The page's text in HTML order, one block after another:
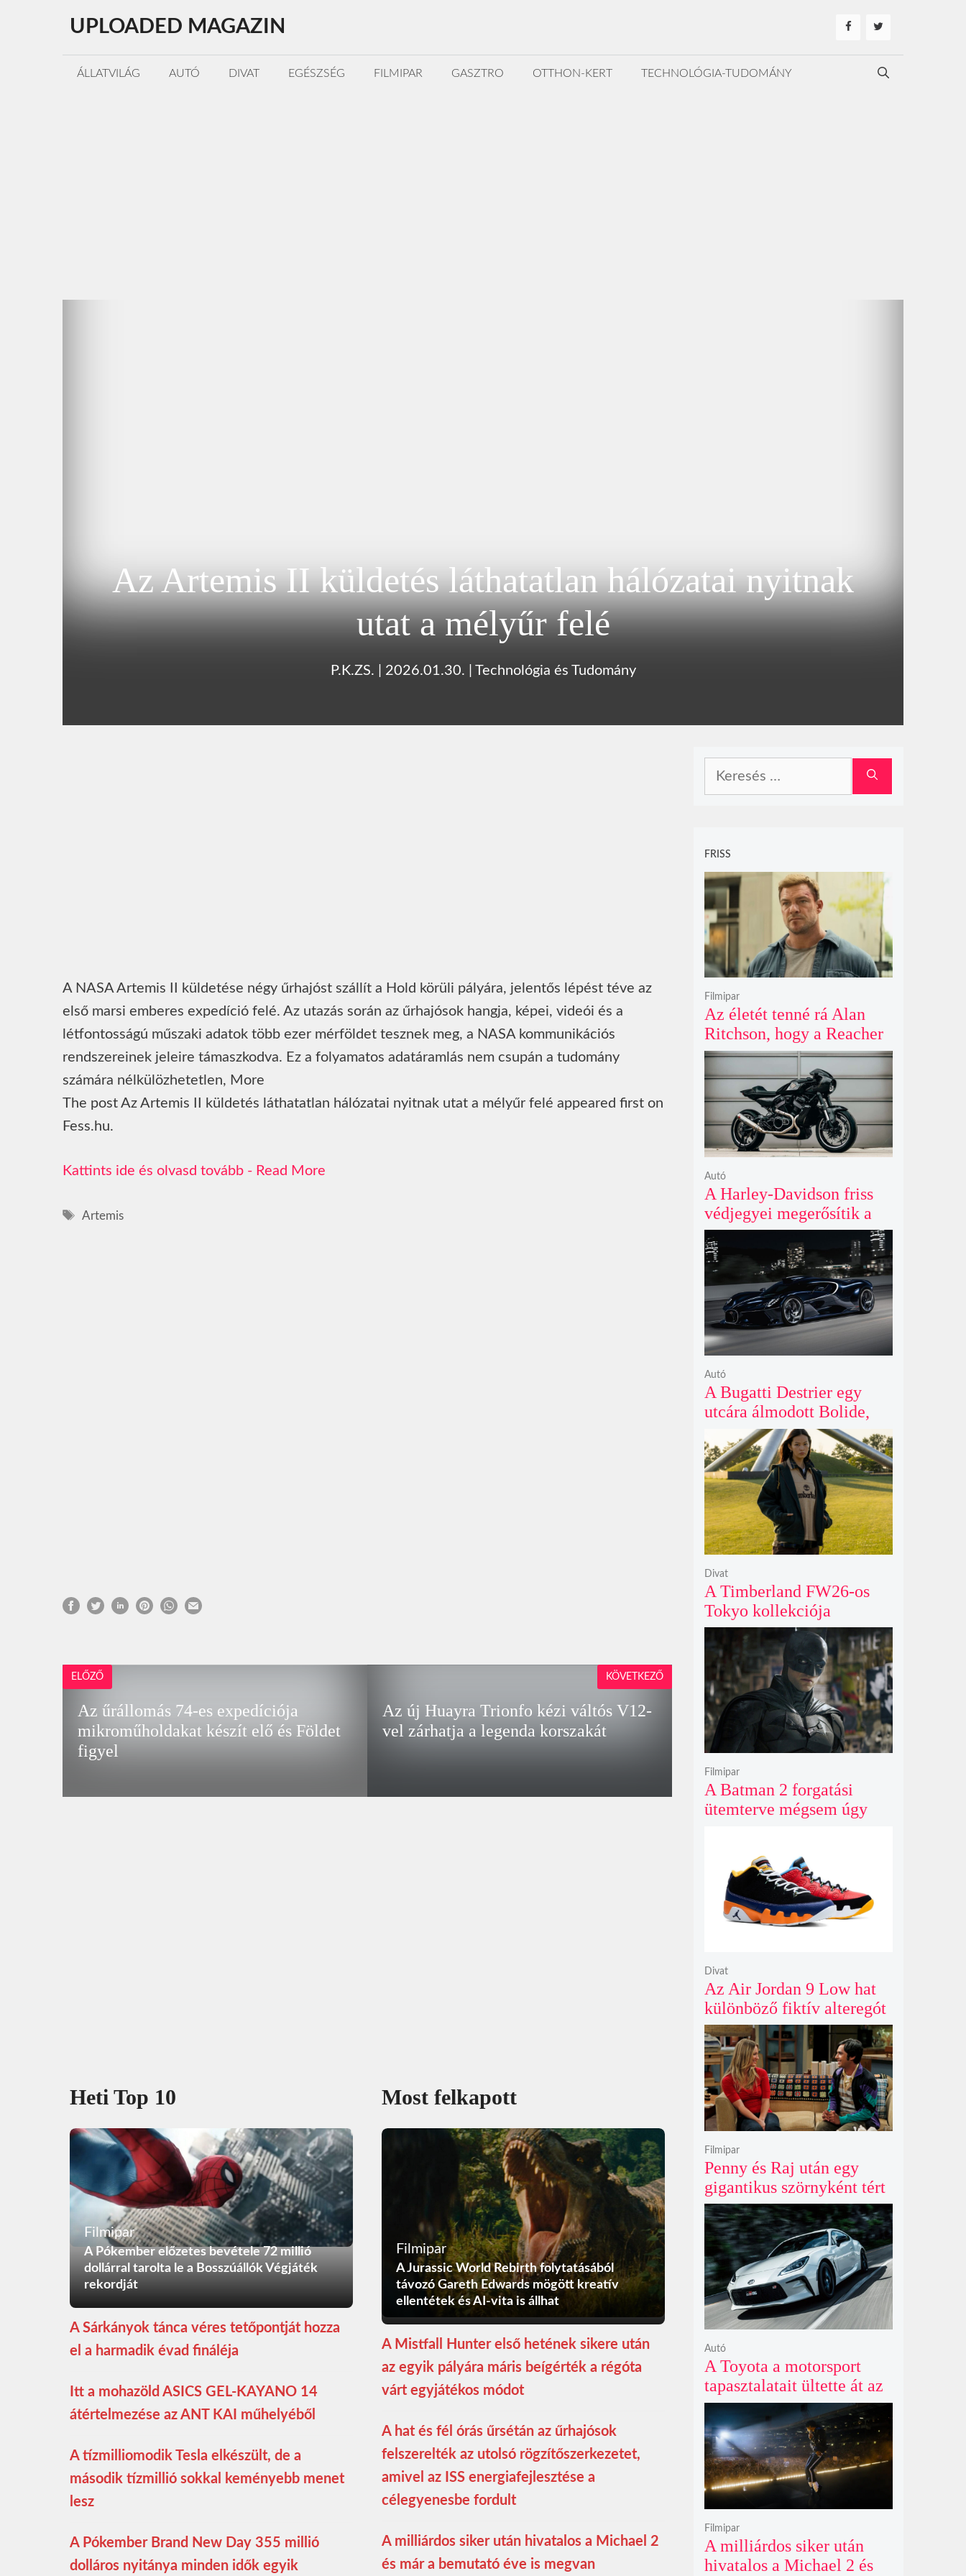
tartalomba
UPLOADED MAGAZIN
ÁLLATVILÁG AUTÓ DIVAT EGÉSZSÉG FILMIPAR GASZTRO OTTHON-KERT TECHNOLÓGIA-TUDOMÁNY
Az Artemis II küldetés láthatatlan hálózatai nyitnak
utat a mélyűr felé
P.K.ZS. 2026.01.30. Technológia és Tudomány
A NASA Artemis II küldetése négy űrhajóst szállít a Hold körüli pályára, jelentős lépést téve az
első marsi emberes expedíció felé. Az utazás során az űrhajósok hangja, képei, videói és a
létfontosságú műszaki adatok több ezer mérföldet tesznek meg, a NASA kommunikációs
rendszereinek jeleire támaszkodva. Ez a folyamatos adatáramlás nem csupán a tudomány
számára nélkülözhetetlen, More
The post Az Artemis II küldetés láthatatlan hálózatai nyitnak utat a mélyűr felé appeared first on
Fess.hu.
Read More
Címkék
Artemis
ELŐZŐ
Az űrállomás 74-es expedíciója
mikroműholdakat készít elő és Földet
figyel
Az új Huayra Trionfo kézi váltós V12-
vel zárhatja a legenda korszakát
KÖVETKEZŐ
Heti Top 10
Filmipar
A Pókember előzetes bevétele 72 millió
dollárral tarolta le a Bosszúállók Végjáték
rekordját
A Sárkányok tánca véres tetőpontját hozza
el a harmadik évad fináléja
Itt a mohazöld ASICS GEL-KAYANO 14
átértelmezése az ANT KAI műhelyéből
A tízmilliomodik Tesla elkészült, de a
második tízmillió sokkal keményebb menet
lesz
A Pókember Brand New Day 355 millió
dolláros nyitánya minden idők egyik
Most felkapott
Filmipar
A Jurassic World Rebirth folytatásából
távozó Gareth Edwards mögött kreatív
ellentétek és AI-vita is állhat
A Mistfall Hunter első hetének sikere után
az egyik pályára máris beígérték a régóta
várt egyjátékos módot
A hat és fél órás űrsétán az űrhajósok
felszerelték az utolsó rögzítőszerkezetet,
amivel az ISS energiafejlesztése a
célegyenesbe fordult
A milliárdos siker után hivatalos a Michael 2
és már a bemutató éve is megvan
FRISS
Az életét tenné rá Alan
Ritchson, hogy a Reacher
negyedik évada mindent
felülmúl
Filmipar
A Harley-Davidson friss
védjegyei megerősítik a
lenyűgöző café racer és
flat tracker szériagyártását
Autó
A Bugatti Destrier egy
utcára álmodott Bolide,
ami a pályaautók
brutalitását öltözteti
egyedi karosszériába
Autó
A Timberland FW26-os
Tokyo kollekciója
flanellel, kordbársonnyal
és bőrrel gondolja újra az
időtlen örökséget
Divat
A Batman 2 forgatási
ütemterve mégsem úgy
Filmipar
Az Air Jordan 9 Low hat
különböző fiktív alteregót
gyúr egyetlen őrült
dizájnba
Divat
Penny és Raj után egy
gigantikus szörnyként tért
vissza valaki az
Agymenők legújabb spin-
offjában
Filmipar
A Toyota a motorsport
tapasztalatait ültette át az
új GR86 vezethetőségébe
és biztonságába
Autó
A milliárdos siker után
hivatalos a Michael 2 és
Filmipar